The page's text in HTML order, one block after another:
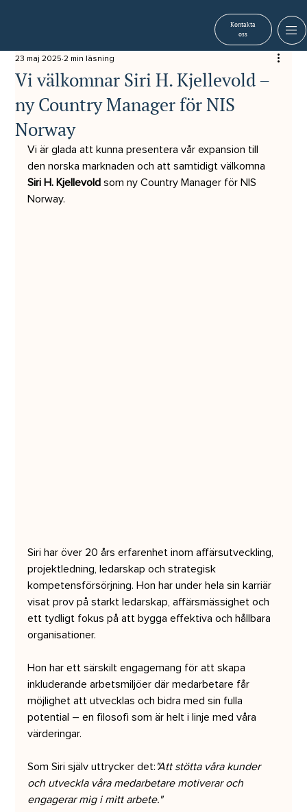
Kontakta
oss
Vi välkomnar Siri H. Kjellevold –
ny Country Manager för NIS
Norway
23 maj 2025 2 min läsning
Vi är glada att kunna presentera vår expansion till
den norska marknaden och att samtidigt välkomna
Siri H. Kjellevold som ny Country Manager för NIS
Norway.
Siri har över 20 års erfarenhet inom affärsutveckling,
projektledning, ledarskap och strategisk
kompetensförsörjning. Hon har under hela sin karriär
visat prov på starkt ledarskap, affärsmässighet och
ett tydligt fokus på att bygga effektiva och hållbara
organisationer.
Hon har ett särskilt engagemang för att skapa
inkluderande arbetsmiljöer där medarbetare får
möjlighet att utvecklas och bidra med sin fulla
potential – en filosofi som är helt i linje med våra
värderingar.
Som Siri själv uttrycker det: "Att stötta våra kunder
och utveckla våra medarbetare motiverar och
engagerar mig i mitt arbete."